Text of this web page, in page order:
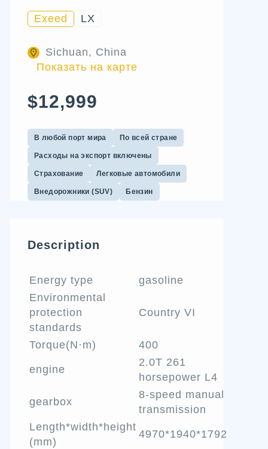
Exeed LX
Sichuan, China
Показать на карте
$12,999
В любой порт мира По всей стране
Расходы на экспорт включены
Страхование Легковые автомобили
Внедорожники (SUV) Бензин
Description
Energy type
gasoline
Environmental
protection
standards
Country VI
Torque(N·m) 400
engine
2.0T 261
horsepower L4
gearbox
8-speed manual
transmission
Length*width*height
(mm)
4970*1940*1792